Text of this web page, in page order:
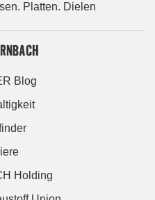
Platten. Dielen
Blog
Holding